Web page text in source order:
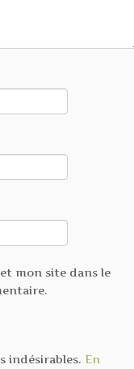
mon site dans le
indésirables. En